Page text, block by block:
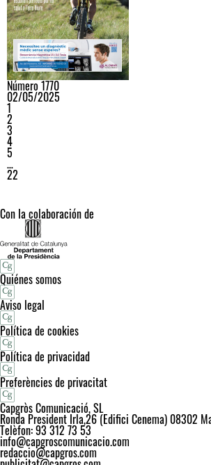
Número 1770
02/05/2025
1
2
3
4
5
…
22
Con la colaboración de
Quiénes somos
Aviso legal
Política de cookies
Política de privacidad
Preferències de privacitat
Capgròs Comunicació, SL
Ronda President Irla,26 (Edifici Cenema) 08302
Telèfon: 93 312 73 53
info@capgroscomunicacio.com
redaccio@capgros.com